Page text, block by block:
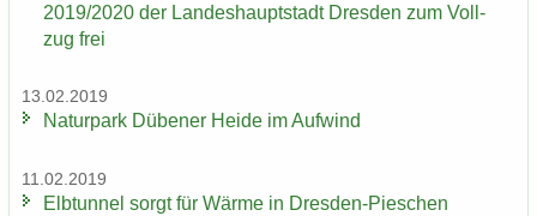
2019/2020 der Lan­des­haupt­stadt Dres­den zum Voll­
zug frei
13.02.2019
Na­tur­park Dü­be­ner Heide im Auf­wind
11.02.2019
Elb­tun­nel sorgt für Wärme in Dresden-​Pieschen